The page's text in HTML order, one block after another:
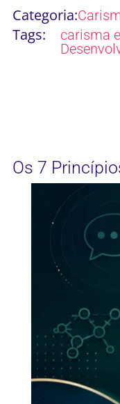
Categoria:
Tags: carisma
Os 7